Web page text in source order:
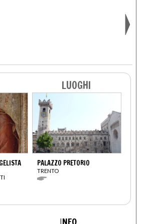
LUOGHI
PALAZZO PRETORIO
TRENTO